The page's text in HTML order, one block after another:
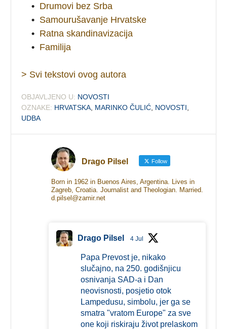
• Drumovi bez Srba
• Samourušavanje Hrvatske
• Ratna skandinavizacija
• Familija
> Svi tekstovi ovog autora
OBJAVLJENO U: NOVOSTI
OZNAKE: HRVATSKA MARINKO ČULIĆ NOVOSTI
UDBA
Drago Pilsel Follow
Born in 1962 in Buenos Aires, Argentina. Lives in
Zagreb, Croatia. Journalist and Theologian. Married.
d.pilsel@zamir.net
Drago Pilsel 4 Jul
Papa Prevost je, nikako
slučajno, na 250. godišnjicu
osnivanja SAD-a i Dan
neovisnosti, posjetio otok
Lampedusu, simbolu, jer ga se
smatra "vratom Europe" za sve
one koji riskiraju život prelaskom